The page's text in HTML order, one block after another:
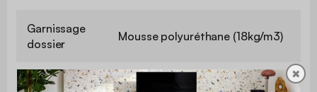
Garnissage
dossier
Mousse polyuréthane (18kg/m3)
Garnissage
Mousse polyuréthane (15kg/m3)
✖